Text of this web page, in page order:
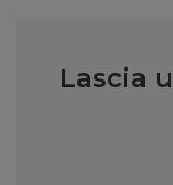
Lascia